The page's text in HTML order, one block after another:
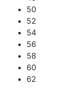
50
52
54
56
58
60
62